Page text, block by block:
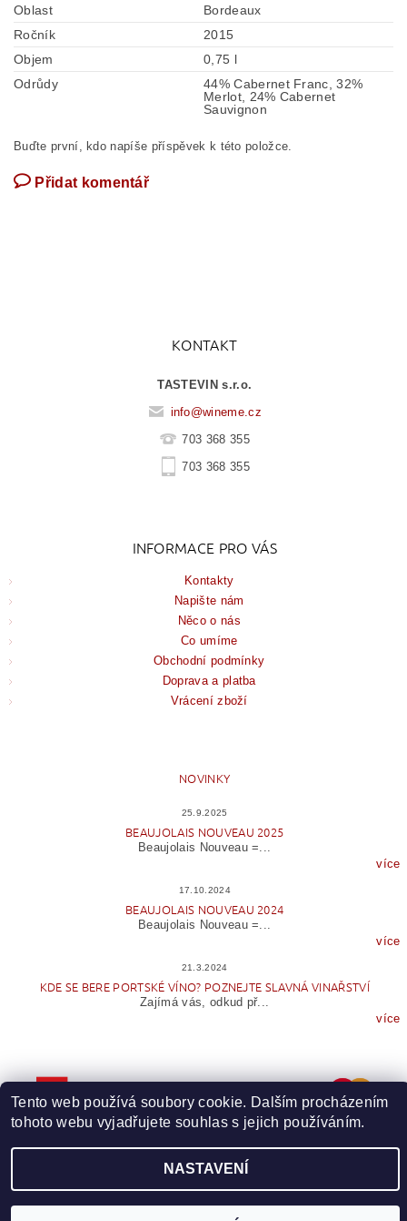
Oblast
Bordeaux
Ročník
2015
Objem
0,75 l
Odrůdy
44% Cabernet Franc, 32%
Merlot, 24% Cabernet
Sauvignon
Buďte první, kdo napíše příspěvek k této položce.
Přidat komentář
KONTAKT
TASTEVIN s.r.o.
info@wineme.cz
703 368 355
703 368 355
INFORMACE PRO VÁS
Kontakty
Napište nám
Něco o nás
Co umíme
Obchodní podmínky
Doprava a platba
Vrácení zboží
NOVINKY
25.9.2025
BEAUJOLAIS NOUVEAU 2025
Beaujolais Nouveau =...
více
17.10.2024
BEAUJOLAIS NOUVEAU 2024
Beaujolais Nouveau =...
více
21.3.2024
KDE SE BERE PORTSKÉ VÍNO? POZNEJTE SLAVNÁ VINAŘSTVÍ
Zajímá vás, odkud př...
více
2026 © Wineme.cz, všechna práva vyhrazena Upravit nastavení cookies
Tento web používá soubory cookie. Dalším procházením
tohoto webu vyjadřujete souhlas s jejich používáním.
NASTAVENÍ